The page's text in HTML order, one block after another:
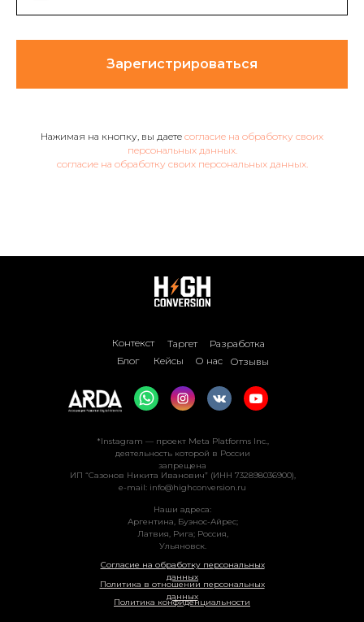
Зарегистрироваться
Нажимая на кнопку, вы даете согласие на обработку своих
персональных данных.
согласие на обработку своих персональных данных.
Отзывы
О нас
Кейсы
Разработка
Таргет
Контекст
Блог
Политика конфиденциальности
Политика в отношении персональных
данных
Согласие на обработку персональных
данных
*Instagram — проект Meta Platforms Inc.,
деятельность которой в России
запрещена
ИП “Сазонов Никита Иванович” (ИНН 732898036900),
e-mail: info@highconversion.ru
Наши адреса:
Аргентина, Буэнос-Айрес;
Латвия, Рига; Россия,
Ульяновск.